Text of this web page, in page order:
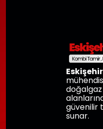
güvenilir
sunar.